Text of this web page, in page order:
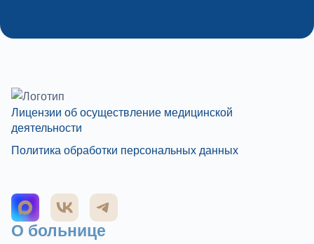
Лицензии об осуществление медицинской
деятельности
Политика обработки персональных данных
О больнице